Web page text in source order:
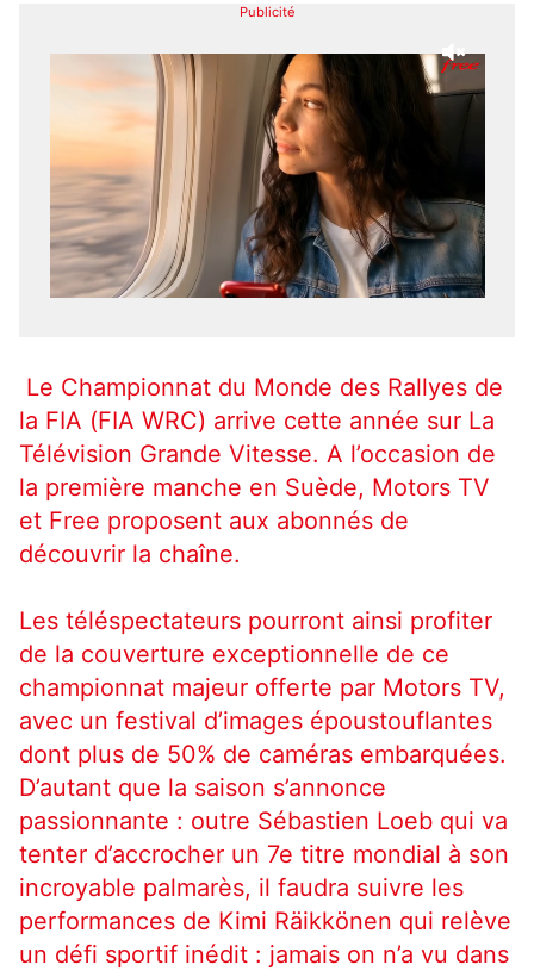
Publicité
Le Championnat du Monde des Rallyes de
la FIA (FIA WRC) arrive cette année sur La
Télévision Grande Vitesse. A l’occasion de
la première manche en Suède, Motors TV
et Free proposent aux abonnés de
découvrir la chaîne.
Les téléspectateurs pourront ainsi profiter
de la couverture exceptionnelle de ce
championnat majeur offerte par Motors TV,
avec un festival d’images époustouflantes
dont plus de 50% de caméras embarquées.
D’autant que la saison s’annonce
passionnante : outre Sébastien Loeb qui va
tenter d’accrocher un 7e titre mondial à son
incroyable palmarès, il faudra suivre les
performances de Kimi Räikkönen qui relève
un défi sportif inédit : jamais on n’a vu dans